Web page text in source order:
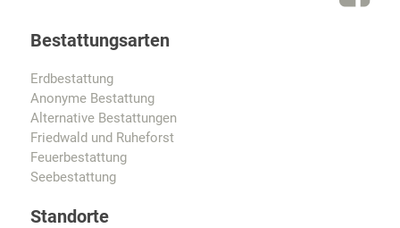
Bestattungsarten
Erdbestattung
Anonyme Bestattung
Alternative Bestattungen
Friedwald und Ruheforst
Feuerbestattung
Seebestattung
Standorte